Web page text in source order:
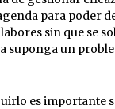
para poder
sin que se
suponga un
es importante